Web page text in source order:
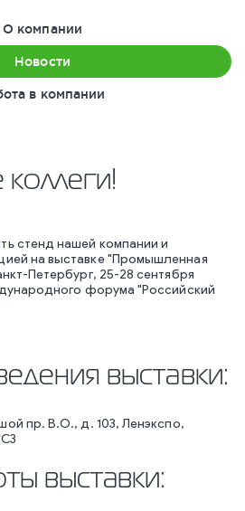
О компании
Новости
в компании
стенд нашей компании и
на выставке "Промышленная
Петербург, 25-28 сентября
форума "Российский
выставки:
пр. В.О., д. 103, Ленэкспо,
выставки: